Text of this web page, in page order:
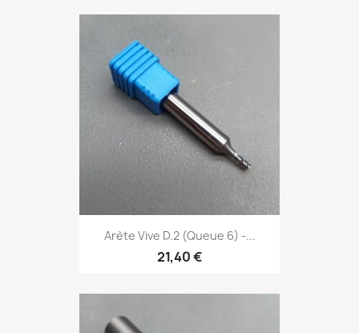
Arète Vive D.2 (Queue 6) -...
21,40 €